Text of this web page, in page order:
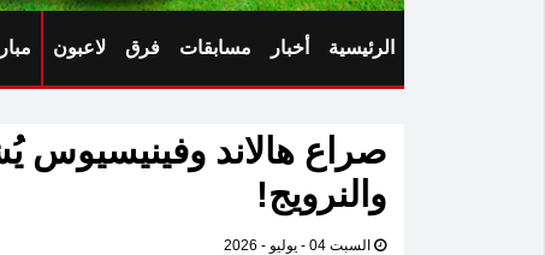
الرئيسية أخبار مسابقات فرق لاعبون
صراع هالاند وفينيسيوس
والنرويج!
السبت 04 - يوليو - 2026